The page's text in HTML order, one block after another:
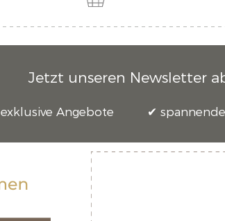
Jetzt unseren Newsletter
exklusive Angebote